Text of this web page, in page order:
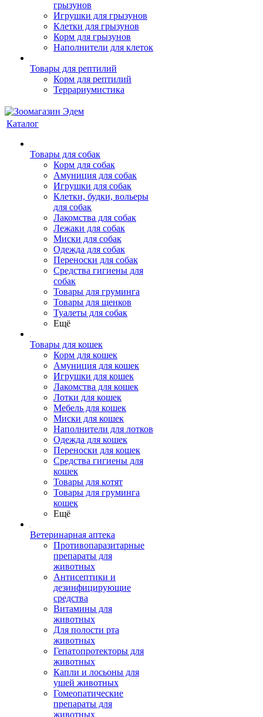
грызунов
Игрушки для грызунов
Клетки для грызунов
Корм для грызунов
Наполнители для клеток
Товары для рептилий
Корм для рептилий
Террариумистика
Каталог
Товары для собак
Корм для собак
Амуниция для собак
Игрушки для собак
Клетки, будки, вольеры
для собак
Лакомства для собак
Лежаки для собак
Миски для собак
Одежда для собак
Переноски для собак
Средства гигиены для
собак
Товары для груминга
Товары для щенков
Туалеты для собак
Ещё
Товары для кошек
Корм для кошек
Амуниция для кошек
Игрушки для кошек
Лакомства для кошек
Лотки для кошек
Мебель для кошек
Миски для кошек
Наполнители для лотков
Одежда для кошек
Переноски для кошек
Средства гигиены для
кошек
Товары для котят
Товары для груминга
кошек
Ещё
Ветеринарная аптека
Противопаразитарные
препараты для
животных
Антисептики и
дезинфицирующие
средства
Витамины для
животных
Для полости рта
животных
Гепатопротекторы для
животных
Капли и лосьоны для
ушей животных
Гомеопатические
препараты для
животных